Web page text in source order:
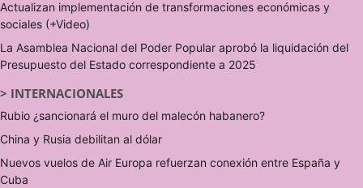
Actualizan implementación de transformaciones económicas y
sociales (+Video)
La Asamblea Nacional del Poder Popular aprobó la liquidación del
Presupuesto del Estado correspondiente a 2025
> INTERNACIONALES
Rubio ¿sancionará el muro del malecón habanero?
China y Rusia debilitan al dólar
Nuevos vuelos de Air Europa refuerzan conexión entre España y
Cuba